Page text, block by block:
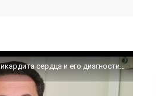
Перикардит: симптомы и лечение у взрослых и детей. Признаки перикардита сердца и его диагностика